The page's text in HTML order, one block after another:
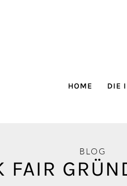
HOME DIE
BLOG
FAIR